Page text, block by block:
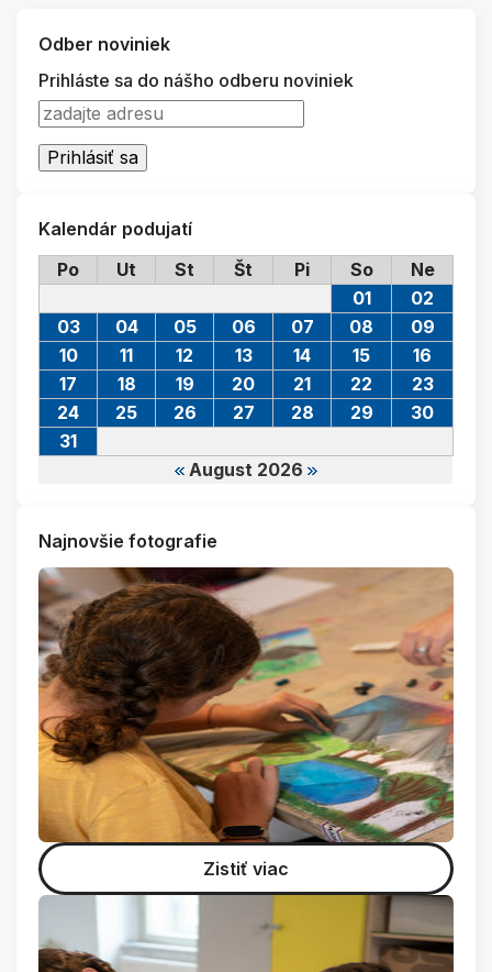
Odber noviniek
Prihláste sa do nášho odberu noviniek
Kalendár podujatí
Po
Ut St Št Pi So Ne
August 2026
01
02
03
04 05 06 07 08
09
10
11 12 13 14 15
16
17
18 19 20 21 22
23
24
25 26 27 28 29
30
31
Najnovšie fotografie
Zistiť viac